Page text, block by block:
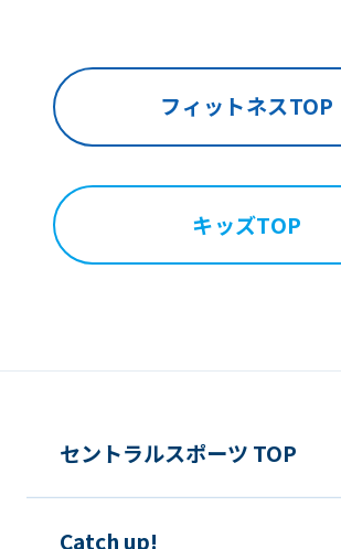
フィットネスTOP
キッズTOP
セントラルスポーツ TOP
Catch up!
use
an
service,
will
be